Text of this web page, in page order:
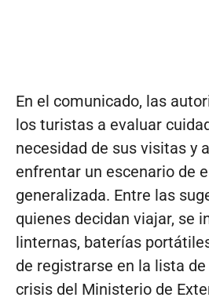
En el comunicado, las
los turistas a evaluar
necesidad de sus visitas y
enfrentar un escenario de
generalizada. Entre las
quienes decidan viajar, se
linternas, baterías
de registrarse en la lista
crisis del Ministerio de